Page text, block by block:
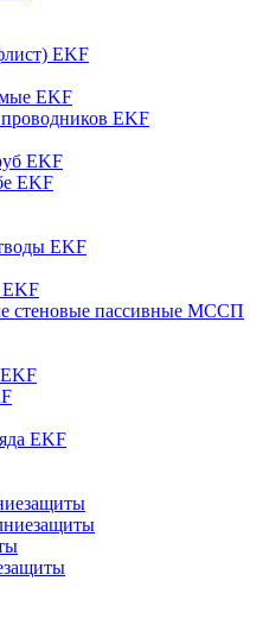
EKF
EKF
EKF
EKF
EKF
EKF
стеновые пассивные МССП
EKF